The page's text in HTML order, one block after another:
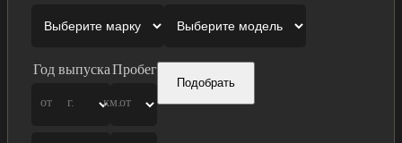
Год выпуска
от г.
Пробег
от
км.
Подобрать